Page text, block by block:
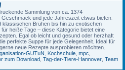
Sammlung von ca. 1374
und jede Jahreszeit etwas bieten.
klassischen Brühen bis hin zu exotischen
heiße Tage – diese Kategorie bietet eine
Egal ob leicht und gesund oder herzhaft
perfekte Suppe für jede Gelegenheit. Ideal für
neue Rezepte ausprobieren möchten.
GUTuN Kochschule mpc
zum Download Tag-der-Tiere-Hannover Team